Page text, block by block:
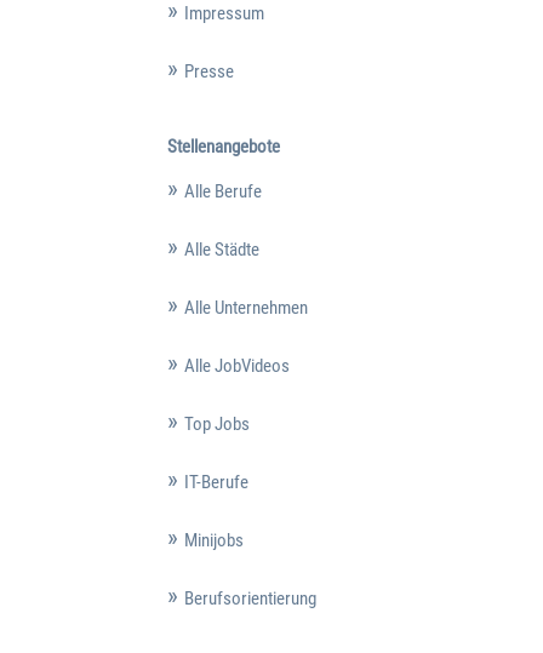
Impressum
Presse
Stellenangebote
Alle Berufe
Alle Städte
Alle Unternehmen
Alle JobVideos
Top Jobs
IT-Berufe
Minijobs
Berufsorientierung